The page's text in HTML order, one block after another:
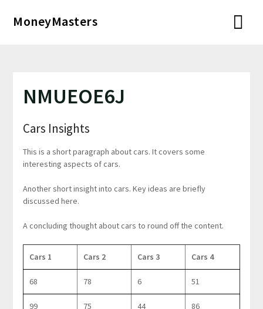
MoneyMasters
NMUEOE6J
Cars Insights
This is a short paragraph about cars. It covers some
interesting aspects of cars.
Another short insight into cars. Key ideas are briefly
discussed here.
A concluding thought about cars to round off the content.
Cars 1 Cars 2 Cars 3 Cars 4
68 78 6 51
99 75 44 86